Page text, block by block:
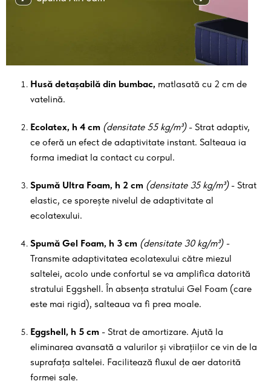
Husă detașabilă din bumbac, matlasată cu 2 cm de
vatelină.
Ecolatex, h 4 cm (densitate 55 kg/m³)- Strat adaptiv,
ce oferă un efect de adaptivitate instant. Salteaua ia
forma imediat la contact cu corpul.
Spumă Ultra Foam, h 2 cm (densitate 35 kg/m³)- Strat
elastic, ce sporește nivelul de adaptivitate al
ecolatexului.
Spumă Gel Foam, h 3 cm (densitate 30 kg/m³) -
Transmite adaptivitatea ecolatexului către miezul
saltelei, acolo unde confortul se va amplifica datorită
stratului Eggshell. În absența stratului Gel Foam (care
este mai rigid), salteaua va fi prea moale.
Eggshell, h 5 cm - Strat de amortizare. Ajută la
eliminarea avansată a valurilor și vibrațiilor ce vin de la
suprafața saltelei. Facilitează fluxul de aer datorită
formei sale.